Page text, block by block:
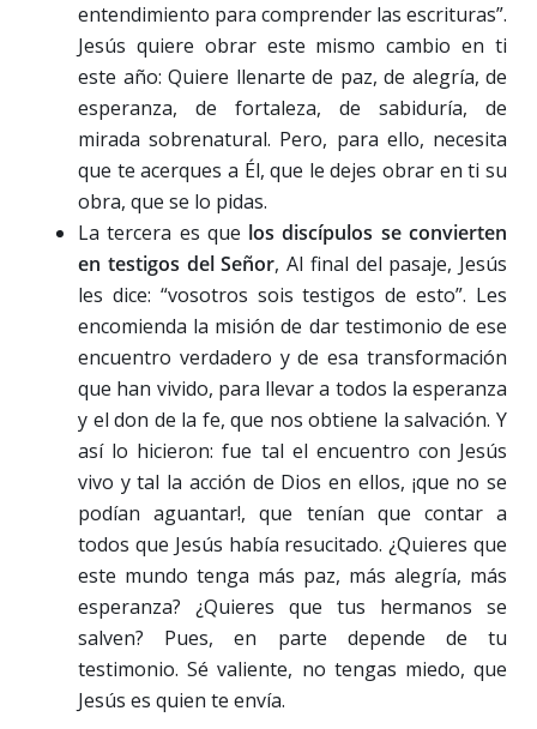
entendimiento para comprender las escrituras”.
Jesús quiere obrar este mismo cambio en ti
este año: Quiere llenarte de paz, de alegría, de
esperanza, de fortaleza, de sabiduría, de
mirada sobrenatural. Pero, para ello, necesita
que te acerques a Él, que le dejes obrar en ti su
obra, que se lo pidas.
La tercera es que los discípulos se convierten
en testigos del Señor, Al final del pasaje, Jesús
les dice: “vosotros sois testigos de esto”. Les
encomienda la misión de dar testimonio de ese
encuentro verdadero y de esa transformación
que han vivido, para llevar a todos la esperanza
y el don de la fe, que nos obtiene la salvación. Y
así lo hicieron: fue tal el encuentro con Jesús
vivo y tal la acción de Dios en ellos, ¡que no se
podían aguantar!, que tenían que contar a
todos que Jesús había resucitado. ¿Quieres que
este mundo tenga más paz, más alegría, más
esperanza? ¿Quieres que tus hermanos se
salven? Pues, en parte depende de tu
testimonio. Sé valiente, no tengas miedo, que
Jesús es quien te envía.